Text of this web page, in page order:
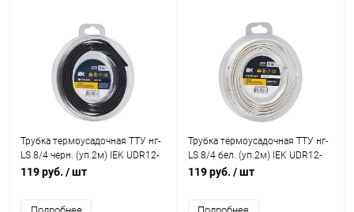
Трубка термоусадочная ТТУ нг-
LS 8/4 черн. (уп.2м) IEK UDR12-
008-004-002-K02-T
119 руб. / шт
Трубка термоусадочная ТТУ нг-
LS 8/4 бел. (уп.2м) IEK UDR12-
008-004-002-K01-T
119 руб. / шт